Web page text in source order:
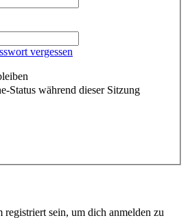
vergessen
Status während dieser Sitzung
registriert sein, um dich anmelden zu